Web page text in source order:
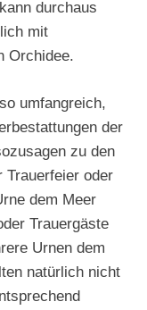
durchaus
mit
Orchidee.
umfangreich,
der
zu den
Trauerfeier oder
dem Meer
Trauergäste
Urnen dem
natürlich nicht